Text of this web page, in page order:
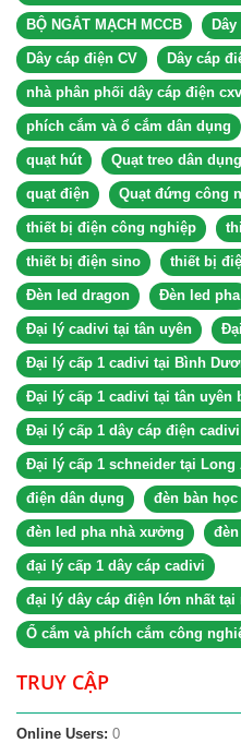
BỘ NGẮT MẠCH MCCB
Dây cáp điện CV Dây cáp
nhà phân phối dây cáp điện cxv
phích cắm và ổ cắm dân dụng
quạt hút Quạt treo dân dụng
quạt điện Quạt đứng công
thiết bị điện công nghiệp
thiết bị điện sino thiết bị
Đèn led dragon Đèn led pha
Đại lý cadivi tại tân uyên
Đại lý cấp 1 cadivi tại Bình
Đại lý cấp 1 cadivi tại tân uyên
Đại lý cấp 1 dây cáp điện
Đại lý cấp 1 schneider tại Long
điện dân dụng đèn bàn học
đèn led pha nhà xưởng
đại lý cấp 1 dây cáp cadivi
đại lý dây cáp điện lớn nhất tại
Ổ cắm và phích cắm công
TRUY CẬP
Online Users: 0